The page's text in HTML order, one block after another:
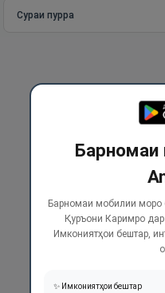
Сураи пурра
Барномаи
Барномаи мобилии моро
Қуръони Каримро
Имкониятҳои бештар,
✨ Имкониятҳои бештар